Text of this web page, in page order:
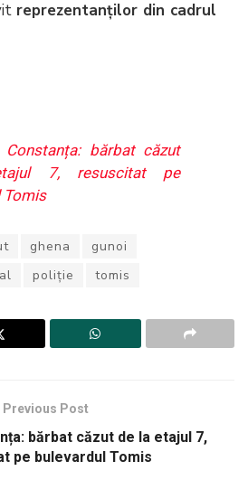
reprezentanților din cadrul
bărbat căzut
7, resuscitat pe
Tomis
ghena
gunoi
poliție tomis
Previous Post
bărbat căzut de la etajul 7,
pe bulevardul Tomis